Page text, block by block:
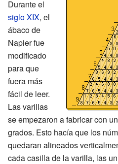
Durante el
siglo XIX, el
ábaco de
Napier fue
modificado
para que
fuera más
fácil de leer.
Las varillas
se empezaron a fabricar con
grados. Esto hacía que los
quedaran alineados
cada casilla de la varilla, las